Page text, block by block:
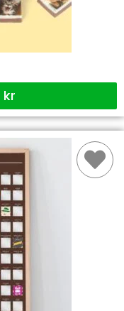
kr